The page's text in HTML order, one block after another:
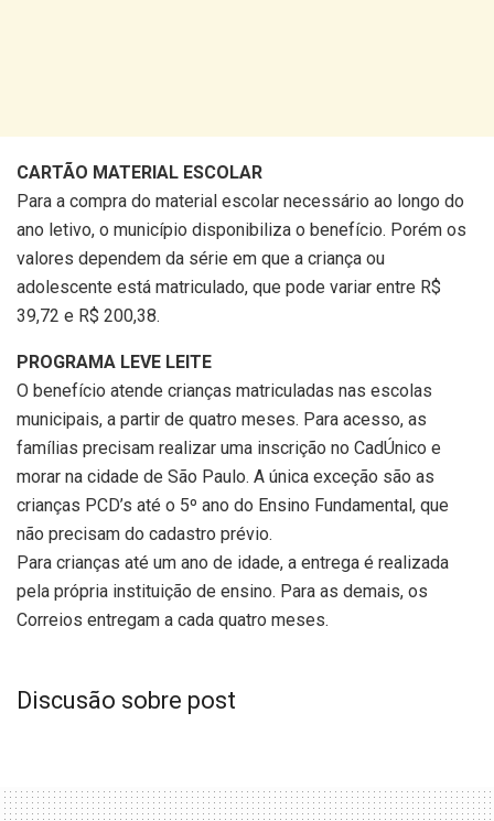
CARTÃO MATERIAL ESCOLAR
Para a compra do material escolar necessário ao longo do
ano letivo, o município disponibiliza o benefício. Porém os
valores dependem da série em que a criança ou
adolescente está matriculado, que pode variar entre R$
39,72 e R$ 200,38.
PROGRAMA LEVE LEITE
O benefício atende crianças matriculadas nas escolas
municipais, a partir de quatro meses. Para acesso, as
famílias precisam realizar uma inscrição no CadÚnico e
morar na cidade de São Paulo. A única exceção são as
crianças PCD’s até o 5º ano do Ensino Fundamental, que
não precisam do cadastro prévio.
Para crianças até um ano de idade, a entrega é realizada
pela própria instituição de ensino. Para as demais, os
Correios entregam a cada quatro meses.
Discusão sobre post